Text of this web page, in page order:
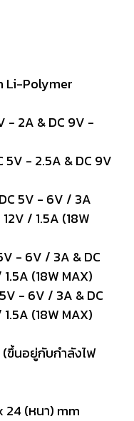
Li-Polymer
- 2A & DC 9V -
- 2.5A & DC 9V
5V - 6V / 3A
/ 1.5A (18W
- 6V / 3A & DC
(18W MAX)
- 6V / 3A & DC
(18W MAX)
(ขึ้นอยู่กับกำลังไฟ
24 (หนา) mm